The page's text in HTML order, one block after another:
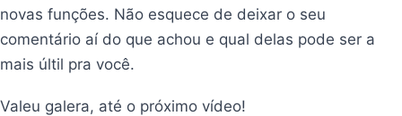
novas funções. Não esquece de deixar o seu
comentário aí do que achou e qual delas pode ser a
mais últil pra você.
Valeu galera, até o próximo vídeo!